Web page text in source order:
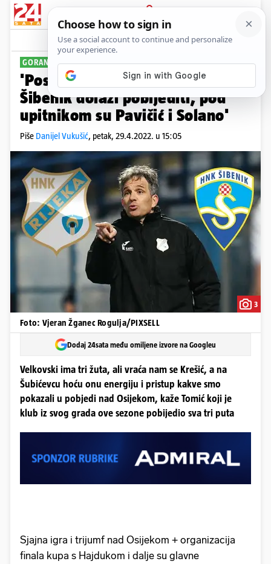
PRIJAVA
Sport Komentari
GORAN TOMIĆ:
'Posebna utakmica! Rijeka u
Šibenik dolazi pobijediti, pod
upitnikom su Pavičić i Solano'
Piše Danijel Vukušić, petak, 29.4.2022. u 15:05
3
Foto: Vjeran Žganec Rogulja/PIXSELL
Dodaj 24sata među omiljene izvore na Googleu
Velkovski ima tri žuta, ali vraća nam se Krešić, a na
Šubićevcu hoću onu energiju i pristup kakve smo
pokazali u pobjedi nad Osijekom, kaže Tomić koji je
klub iz svog grada ove sezone pobijedio sva tri puta
Sjajna igra i trijumf nad Osijekom + organizacija
finala kupa s Hajdukom i dalje su glavne